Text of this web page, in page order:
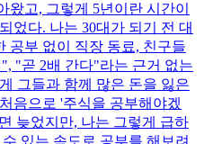
고, 그렇게 5년이란 시간이
었다. 나는 30대가 되기 전 대
공부 없이 직장 동료, 친구들
"곧 2배 간다"라는 근거 없는
그들과 함께 많은 돈을 잃은
음으로 '주식을 공부해야겠
늦었지만, 나는 그렇게 급하
있는 속도로 공부를 해보려